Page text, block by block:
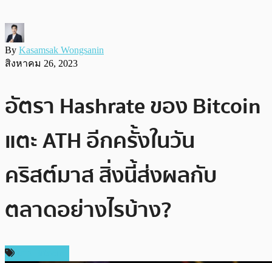
By Kasamsak Wongsanin
สิงหาคม 26, 2023
อัตรา Hashrate ของ Bitcoin
แตะ ATH อีกครั้งในวัน
คริสต์มาส สิ่งนี้ส่งผลกับ
ตลาดอย่างไรบ้าง?